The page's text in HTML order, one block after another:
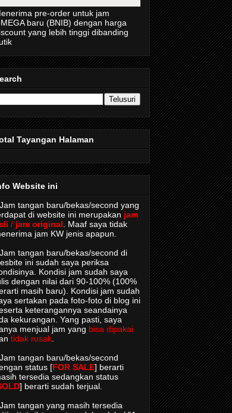
pre-order untuk jam
baru (BNIB) dengan harga
yang lebih tinggi dibanding
Tayangan Halaman
Website ini
tangan baru/bekas/second yang
di website ini merupakan jam
/ jam original . Maaf saya tidak
jam KW jenis apapun.
tangan baru/bekas/second di
ini sudah saya periksa
Kondisi jam sudah saya
dengan nilai dari 90-100% (100%
masih baru). Kondisi jam sudah
sertakan pada foto-foto di blog ini
keterangannya seandainya
kekurangan. Yang pasti, saya
menjual jam yang bisa dipakai
tidak rusak
tangan baru/bekas/second
status [FOR SALE] berarti
tersedia sedangkan status
] berarti sudah terjual.
tangan yang masih tersedia